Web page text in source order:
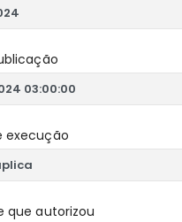
execução
que autorizou